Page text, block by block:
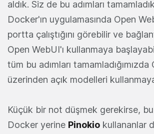
aldık. Siz de bu adımları
Docker'ın uygulamasında Open
portta çalıştığını görebilir ve
Open WebUI'ı kullanmaya
tüm bu adımları
üzerinden açık modelleri
Küçük bir not düşmek gerekirse,
Docker yerine Pinokio kullananlar